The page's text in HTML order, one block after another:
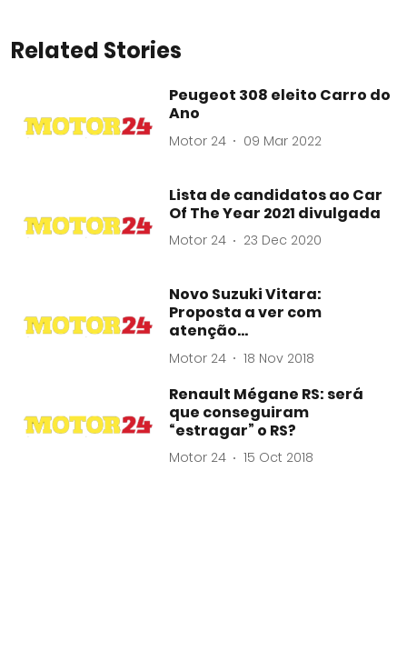
Related Stories
Peugeot 308 eleito Carro do
Ano
Motor 24 09 Mar 2022
Lista de candidatos ao Car
Of The Year 2021 divulgada
Motor 24 23 Dec 2020
Novo Suzuki Vitara:
Proposta a ver com
atenção…
Motor 24 18 Nov 2018
Renault Mégane RS: será
que conseguiram
“estragar” o RS?
Motor 24 15 Oct 2018